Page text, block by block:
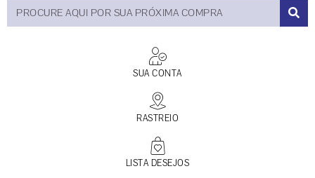
SUA CONTA
RASTREIO
LISTA DESEJOS